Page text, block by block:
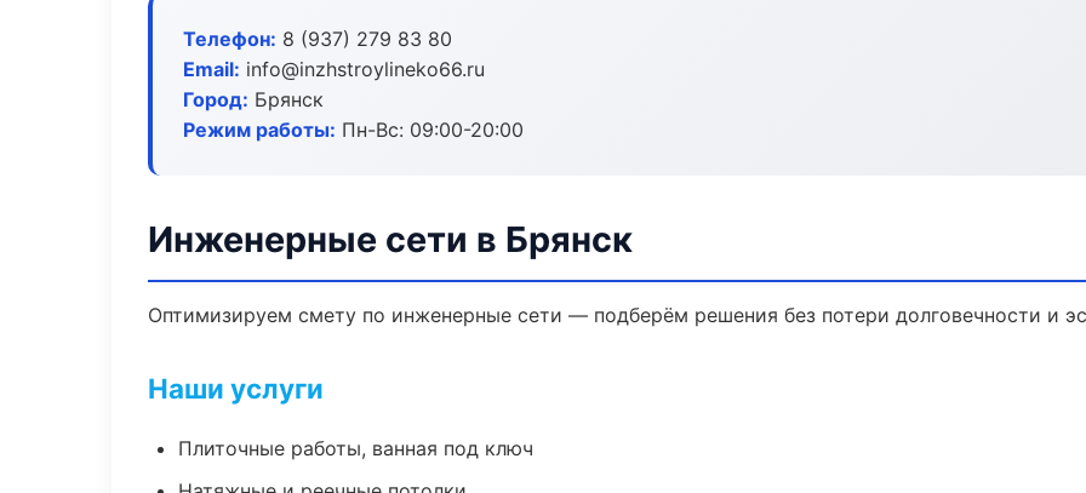
Телефон: 8 (937) 279 83 80
Email: info@inzhstroylineko66.ru
Город: Брянск
Режим работы: Пн-Вс: 09:00-20:00
Инженерные сети в Брянск
Оптимизируем смету по инженерные сети — подберём решения без потери долговечности и
Наши услуги
Плиточные работы, ванная под ключ